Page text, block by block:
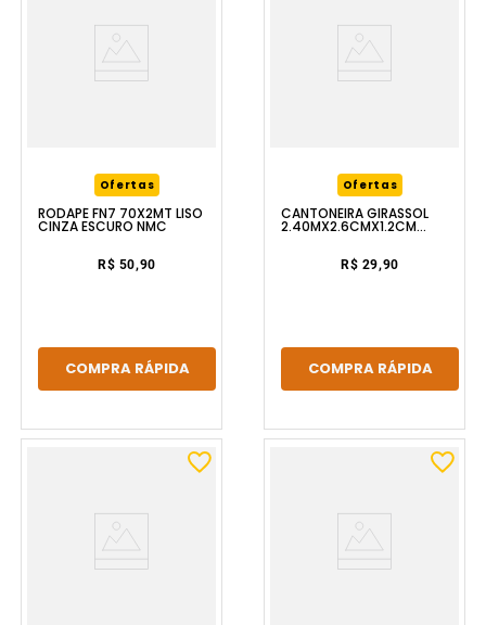
Ofertas
RODAPÉ FN7 70X2MT LISO
CINZA ESCURO NMC
R$ 50,90
COMPRA RÁPIDA
Ofertas
CANTONEIRA GIRASSOL
2.40MX2.6CMX1.2CM
R$ 29,90
COMPRA RÁPIDA